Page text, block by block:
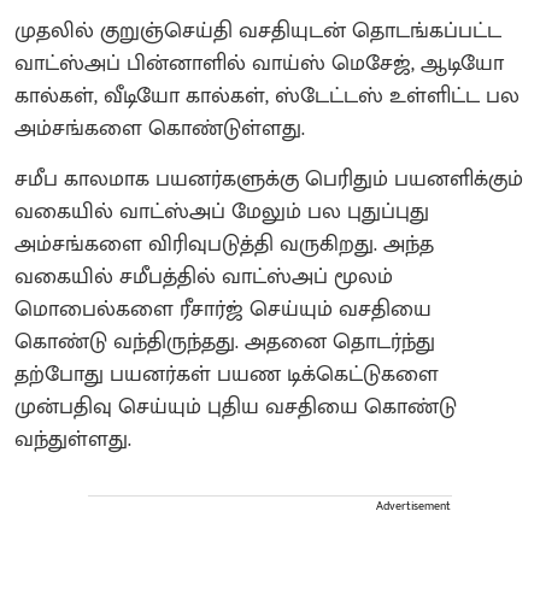
முதலில் குறுஞ்செய்தி வசதியுடன் தொடங்கப்பட்ட
வாட்ஸ்அப் பின்னாளில் வாய்ஸ் மெசேஜ், ஆடியோ
கால்கள், வீடியோ கால்கள், ஸ்டேட்டஸ் உள்ளிட்ட பல
அம்சங்களை கொண்டுள்ளது.
சமீப காலமாக பயனர்களுக்கு பெரிதும் பயனளிக்கும்
வகையில் வாட்ஸ்அப் மேலும் பல புதுப்புது
அம்சங்களை விரிவுபடுத்தி வருகிறது. அந்த
வகையில் சமீபத்தில் வாட்ஸ்அப் மூலம்
மொபைல்களை ரீசார்ஜ் செய்யும் வசதியை
கொண்டு வந்திருந்தது. அதனை தொடர்ந்து
தற்போது பயனர்கள் பயண டிக்கெட்டுகளை
முன்பதிவு செய்யும் புதிய வசதியை கொண்டு
வந்துள்ளது.
Advertisement